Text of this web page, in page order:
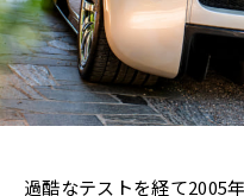
過酷なテストを経て2005